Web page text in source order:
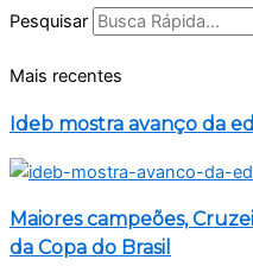
Pesquisar
Mais recentes
Ideb mostra avanço da
Maiores campeões,
da Copa do Brasil